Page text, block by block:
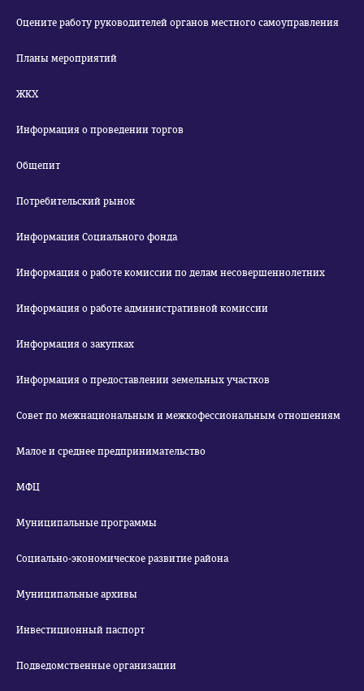
Оцените работу руководителей органов местного самоуправления
Планы мероприятий
ЖКХ
Информация о проведении торгов
Общепит
Потребительский рынок
Информация Социального фонда
Информация о работе комиссии по делам несовершеннолетних
Информация о работе административной комиссии
Информация о закупках
Информация о предоставлении земельных участков
Совет по межнациональным и межкофессиональным отношениям
Малое и среднее предпринимательство
МФЦ
Муниципальные программы
Социально-экономическое развитие района
Муниципальные архивы
Инвестиционный паспорт
Подведомственные организации